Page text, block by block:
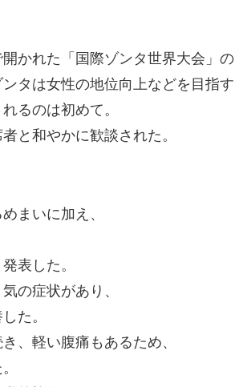
かれた「国際ゾンタ世界大会」の
タは女性の地位向上などを目指す
るのは初めて。
と和やかに歓談された。
まいに加え、
表した。
の症状があり、
た。
、軽い腹痛もあるため、